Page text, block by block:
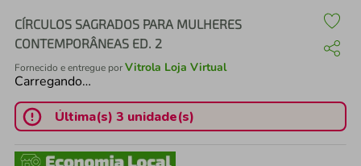
CÍRCULOS SAGRADOS PARA MULHERES
CONTEMPORÂNEAS ED. 2
Fornecido e entregue porVitrola Loja Virtual
Carregando…
Última(s) 3 unidade(s)